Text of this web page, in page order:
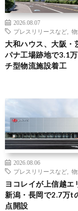
2026.08.07
プレスリリースなど
大和ハウス、大阪・
パナ工場跡地で3.1
チ型物流施設着工
2026.08.06
プレスリリースなど
ヨコレイが上信越エ
新潟・長岡で2.7万t
点開設